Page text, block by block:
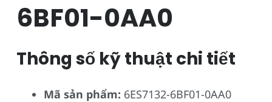
6BF01-0AA0
Thông số kỹ thuật chi tiết
Mã sản phẩm: 6ES7132-6BF01-0AA0